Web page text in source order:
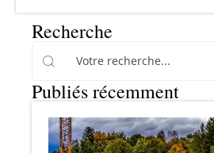
Recherche
Publiés récemment